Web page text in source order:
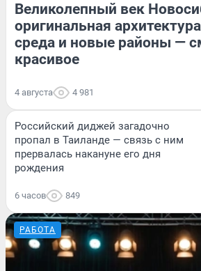
Великолепный век
оригинальная
среда и новые районы —
красивое
4 августа 4 981
Российский диджей загадочно
пропал в Таиланде — связь с ним
прервалась накануне его дня
рождения
6 часов 849
РАБОТА